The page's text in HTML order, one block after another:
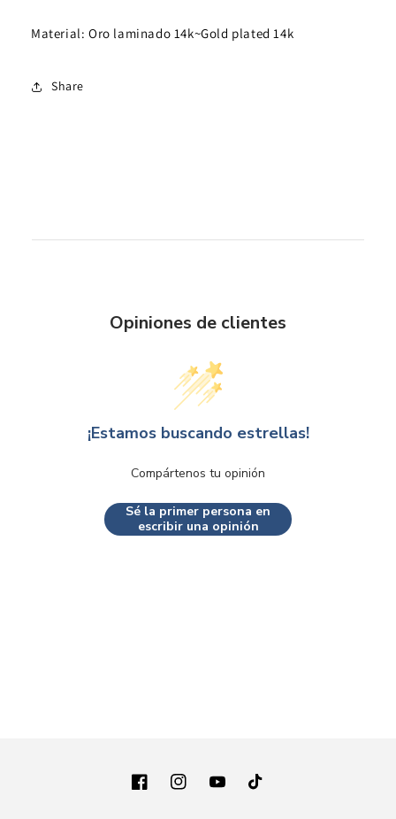
Material: Oro laminado 14k~Gold plated 14k
Share
Opiniones de clientes
¡Estamos buscando estrellas!
Compártenos tu opinión
Sé la primer persona en
escribir una opinión
FacebookInstagramYouTubeTikTok